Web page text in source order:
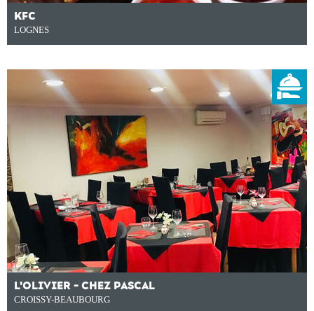
KFC
LOGNES
L'OLIVIER - CHEZ PASCAL
CROISSY-BEAUBOURG